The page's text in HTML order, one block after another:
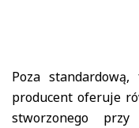
Poza
producent oferuje
stworzonego przy